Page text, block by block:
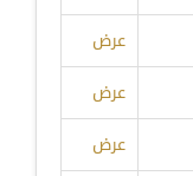
عرض
عرض
عرض